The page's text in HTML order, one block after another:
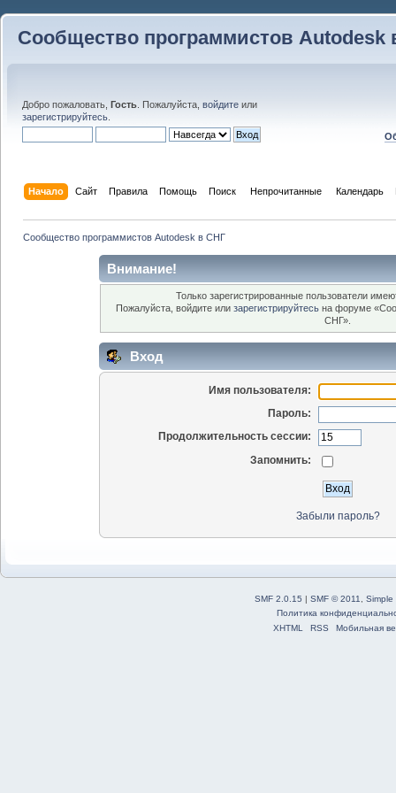
Сообщество программистов Autodesk
Добро пожаловать, Гость . Пожалуйста, войдите или
зарегистрируйтесь
Начало Сайт Правила Помощь Поиск Непрочитанные Календарь
Сообщество программистов Autodesk в СНГ
Внимание!
Только зарегистрированные пользователи
Пожалуйста, войдите или зарегистрируйтесь на форуме
СНГ».
Вход
Имя пользователя:
Пароль:
Продолжительность сессии:
Запомнить:
Забыли пароль?
SMF 2.0.15 | SMF © 2011
Simple
Политика
XHTML
RSS Мобильная